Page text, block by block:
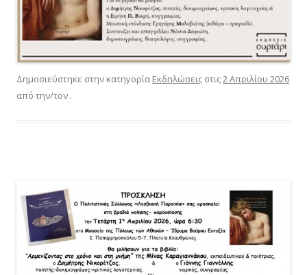
Δημοσιεύστηκε στην κατηγορία Εκδηλώσεις στις2 Απριλίου 2026
από την/τον .